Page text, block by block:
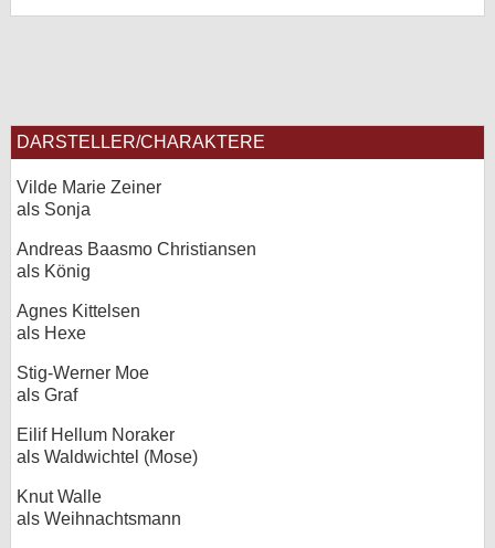
DARSTELLER/CHARAKTERE
Vilde Marie Zeiner
als Sonja
Andreas Baasmo Christiansen
als König
Agnes Kittelsen
als Hexe
Stig-Werner Moe
als Graf
Eilif Hellum Noraker
als Waldwichtel (Mose)
Knut Walle
als Weihnachtsmann